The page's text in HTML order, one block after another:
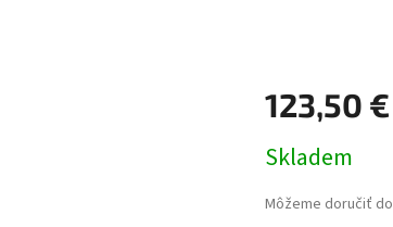
123,50 €
cena:
Skladem
Môžeme doručiť